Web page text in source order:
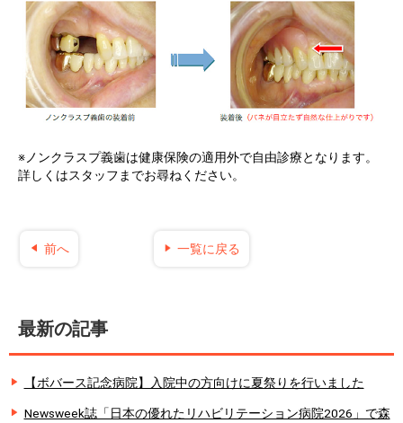
※ノンクラスプ義歯は健康保険の適用外で自由診療となります。
詳しくはスタッフまでお尋ねください。
前へ 一覧に戻る
最新の記事
【ボバース記念病院】入院中の方向けに夏祭りを行いました
Newsweek誌「日本の優れたリハビリテーション病院2026」で森